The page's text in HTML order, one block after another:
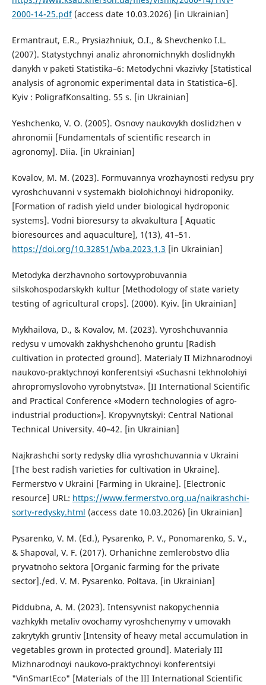
2000-14-25.pdf(access date 10.03.2026) [in Ukrainian]
Ermantraut, E.R., Prysiazhniuk, O.I., & Shevchenko I.L.
(2007). Statystychnyi analiz ahronomichnykh doslidnykh
danykh v paketi Statistika–6: Metodychni vkazivky [Statistical
analysis of agronomic experimental data in Statistica–6].
Kyiv : PoligrafKonsalting. 55 s. [in Ukrainian]
Yeshchenko, V. O. (2005). Osnovy naukovykh doslidzhen v
ahronomii [Fundamentals of scientific research in
agronomy]. Diia. [in Ukrainian]
Kovalov, M. M. (2023). Formuvannya vrozhaynosti redysu pry
vyroshchuvanni v systemakh biolohichnoyi hidroponiky.
[Formation of radish yield under biological hydroponic
systems]. Vodni bioresursy ta akvakultura [ Aquatic
bioresources and aquaculture], 1(13), 41–51.
https://doi.org/10.32851/wba.2023.1.3 [in Ukrainian]
Metodyka derzhavnoho sortovyprobuvannia
silskohospodarskykh kultur [Methodology of state variety
testing of agricultural crops]. (2000). Kyiv. [in Ukrainian]
Mykhailova, D., & Kovalov, M. (2023). Vyroshchuvannia
redysu v umovakh zakhyshchenoho gruntu [Radish
cultivation in protected ground]. Materialy II Mizhnarodnoyi
naukovo-praktychnoyi konferentsiyi «Suchasni tekhnolohiyi
ahropromyslovoho vyrobnytstva». [II International Scientific
and Practical Conference «Modern technologies of agro-
industrial production»]. Kropyvnytskyi: Central National
Technical University. 40–42. [in Ukrainian]
Najkrashchi sorty redysky dlia vyroshchuvannia v Ukraini
[The best radish varieties for cultivation in Ukraine].
Fermerstvo v Ukraini [Farming in Ukraine]. [Electronic
resource] URL: https://www.fermerstvo.org.ua/naikrashchi-
sorty-redysky.html (access date 10.03.2026) [in Ukrainian]
Pysarenko, V. M. (Ed.), Pysarenko, P. V., Ponomarenko, S. V.,
& Shapoval, V. F. (2017). Orhanichne zemlerobstvo dlia
pryvatnoho sektora [Organic farming for the private
sector]./ed. V. M. Pysarenko. Poltava. [in Ukrainian]
Piddubna, A. M. (2023). Intensyvnist nakopychennia
vazhkykh metaliv ovochamy vyroshchenymy v umovakh
zakrytykh gruntiv [Intensity of heavy metal accumulation in
vegetables grown in protected ground]. Materialy III
Mizhnarodnoyi naukovo-praktychnoyi konferentsiyi
"VinSmartEco" [Materials of the III International Scientific